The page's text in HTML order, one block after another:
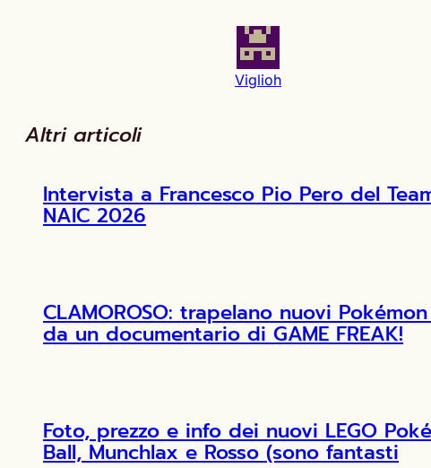
Viglioh
Altri articoli
Intervista a Francesco Pio Pero del
NAIC 2026
CLAMOROSO: trapelano nuovi
da un documentario di GAME FREAK!
Foto, prezzo e info dei nuovi LEGO
Ball, Munchlax e Rosso (sono fantasti